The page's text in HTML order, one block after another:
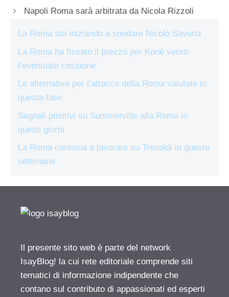
Napoli Roma sarà arbitrata da Nicola Rizzoli
La Roma sta iniziando a sondare Nicolò Savona
La Roma ha fissato il prezzo per Koné verso
l’eventuale cessione
Le alternative per l’attacco della Roma valutate in
questa fase
Segnali positivi su Summerville alla Roma in
questi giorni
La Roma continua a lavorare su Tresoldi in queste
settimane
Il presente sito web è parte del network
IsayBlog! la cui rete editoriale comprende siti
tematici di informazione indipendente che
contano sul contributo di appassionati ed esperti